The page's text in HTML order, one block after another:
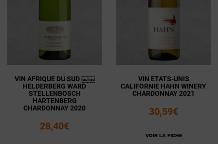
VIN AFRIQUE DU SUD ￼￼
HELDERBERG WARD
STELLENBOSCH
HARTENBERG
CHARDONNAY 2020
28,40€
VIN ETATS-UNIS
CALIFORNIE HAHN WINERY
CHARDONNAY 2021
30,59€
Voir la fiche